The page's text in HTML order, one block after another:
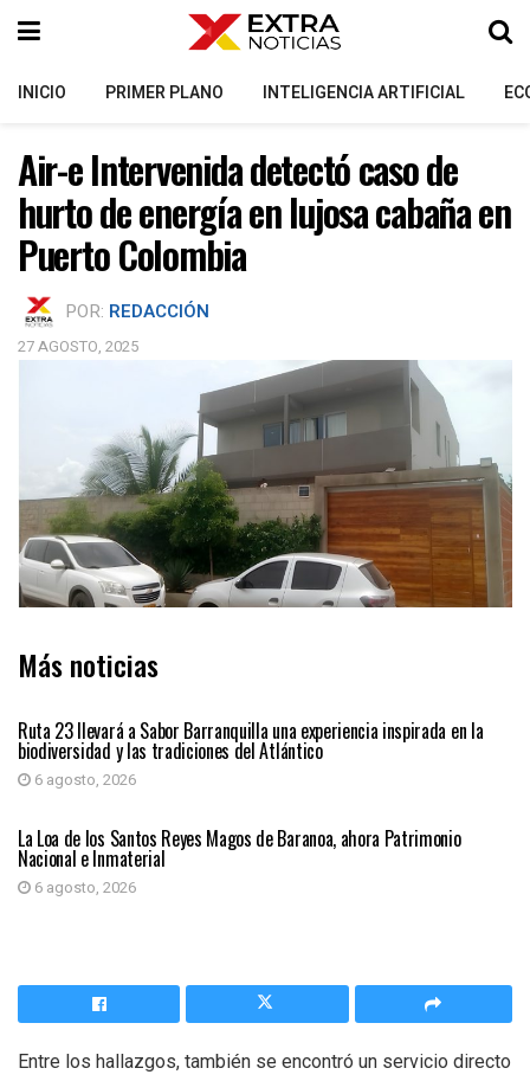
INICIO PRIMER PLANO INTELIGENCIA ARTIFICIAL
Air-e Intervenida detectó caso de
hurto de energía en lujosa cabaña en
Puerto Colombia
POR: REDACCIÓN
27 AGOSTO, 2025
Más noticias
Ruta 23 llevará a Sabor Barranquilla una experiencia inspirada en la
biodiversidad y las tradiciones del Atlántico
6 agosto, 2026
ATLÁNTICO
La Loa de los Santos Reyes Magos de Baranoa, ahora Patrimonio
Nacional e Inmaterial
6 agosto, 2026
Entre los hallazgos, también se encontró un servicio directo